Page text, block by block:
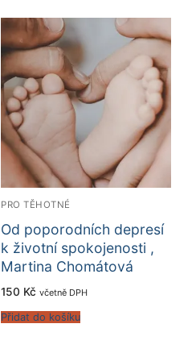
PRO TĚHOTNÉ
Od poporodních depresí
k životní spokojenosti ,
Martina Chomátová
150 Kč včetně DPH
Přidat do košíku